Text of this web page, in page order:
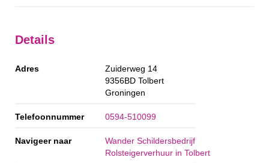
Details
Adres
Zuiderweg 14
9356BD Tolbert
Groningen
Telefoonnummer 0594-510099
Navigeer naar
Wander Schildersbedrijf
Rolsteigerverhuur in Tolbert